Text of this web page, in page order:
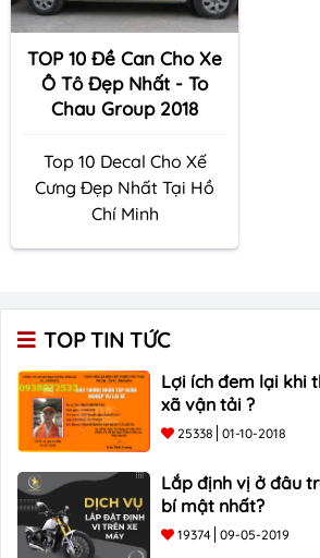
TOP 10 Đề Can Cho Xe
Ô Tô Đẹp Nhất - To
Chau Group 2018
Top 10 Decal Cho Xế
Cưng Đẹp Nhất Tại Hồ
Chí Minh
TOP TIN TỨC
Lợi ích đem lại khi
xã vận tải ?
25338 01-10-2018
Lắp định vị ở đâu
bí mật nhất?
19374 09-05-2019